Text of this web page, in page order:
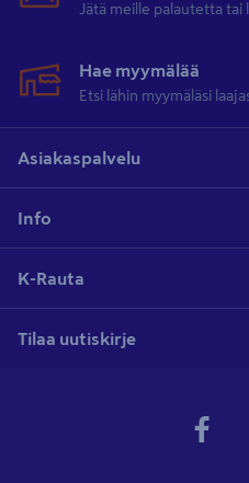
Jätä meille palautetta
Hae myymälää
Etsi lähin myymäläsi
Asiakaspalvelu
Info
K-Rauta
Tilaa uutiskirje